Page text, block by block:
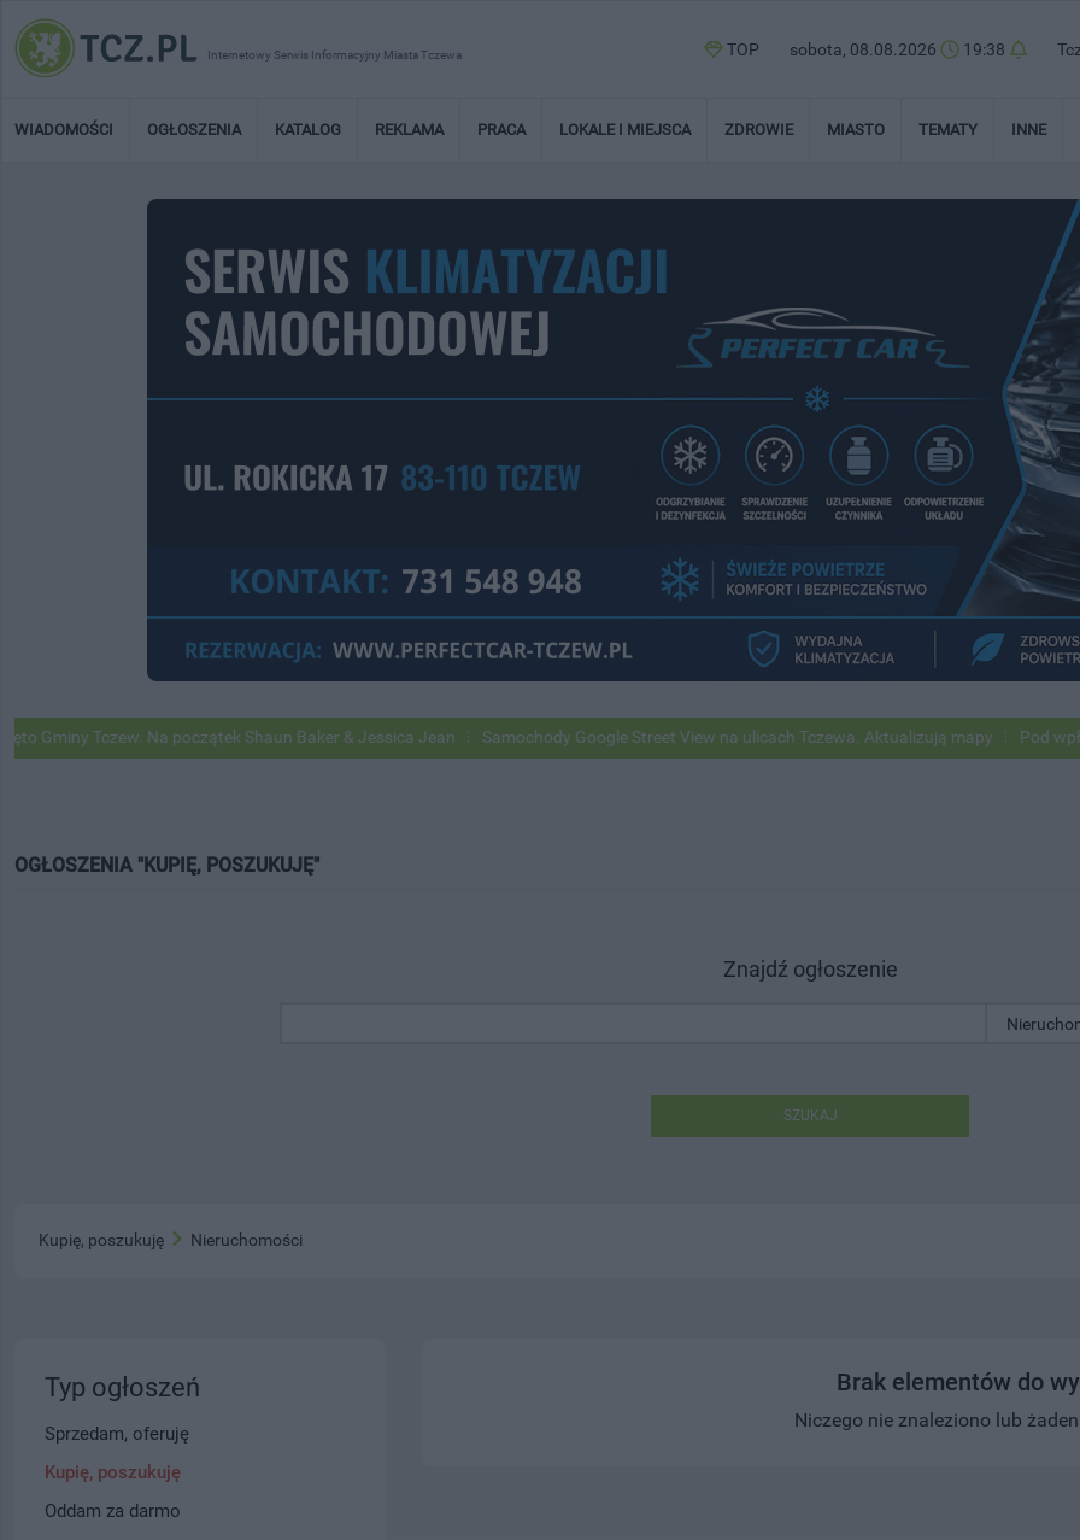
Internetowy Serwis Informacyjny Miasta Tczewa TOP sobota, 08.08.2026 19:38
WIADOMOŚCI OGŁOSZENIA KATALOG REKLAMA PRACA LOKALE I MIEJSCA ZDROWIE MIASTO TEMATY INNE
Tczew. Na początek Shaun Baker & Jessica Jean Samochody Google Street View na ulicach Tczewa. Aktualizują mapy Pod
OGŁOSZENIA "KUPIĘ, POSZUKUJĘ"
Znajdź ogłoszenie
SZUKAJ
Kupię, poszukuję Nieruchomości
Brak elementów do
Niczego nie znaleziono lub
Typ ogłoszeń
Sprzedam, oferuję
Kupię, poszukuję
Oddam za darmo